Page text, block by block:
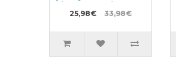
visam kūnui
500ml + užpildas
25,98€ 33,98€